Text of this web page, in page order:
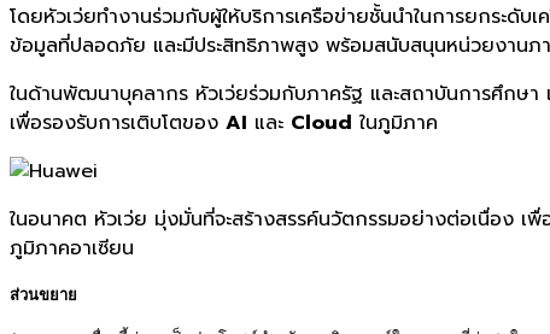
โดยหัวเว่ยทำงานร่วมกับผู้ให้บริการเครือข่ายชั้นนำในการยกระดับเ
ข้อมูลที่ปลอดภัย และมีประสิทธิภาพสูง พร้อมสนับสนุนหน่วยงานภ
ในด้านพัฒนาบุคลากร หัวเว่ยร่วมกับภาครัฐ และสถาบันการศึก
เพื่อรองรับการเติบโตของ AI และ Cloud ในภูมิภาค
ในอนาคต หัวเว่ย มุ่งมั่นที่จะสร้างสรรค์นวัตกรรมอย่างต่อเนื่อง เ
ภูมิภาคอาเซียน
ส่วนขยาย